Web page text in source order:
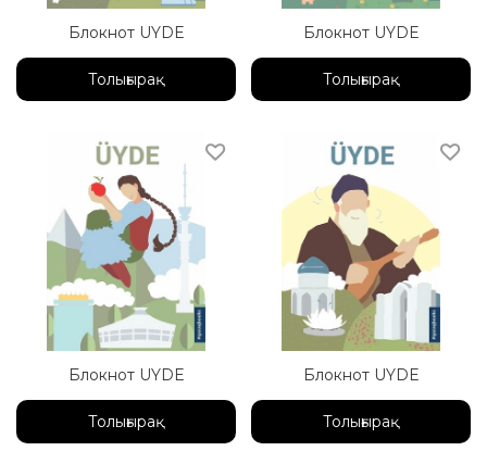
Блокнот UYDE
Толығырақ
Блокнот UYDE
Толығырақ
Блокнот UYDE
Толығырақ
Блокнот UYDE
Толығырақ